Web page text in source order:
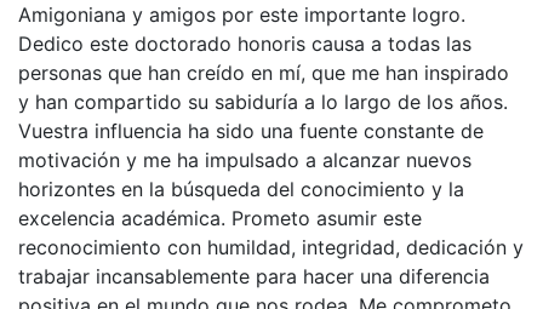
Amigoniana y amigos por este importante logro.
Dedico este doctorado honoris causa a todas las
personas que han creído en mí, que me han inspirado
y han compartido su sabiduría a lo largo de los años.
Vuestra influencia ha sido una fuente constante de
motivación y me ha impulsado a alcanzar nuevos
horizontes en la búsqueda del conocimiento y la
excelencia académica. Prometo asumir este
reconocimiento con humildad, integridad, dedicación y
trabajar incansablemente para hacer una diferencia